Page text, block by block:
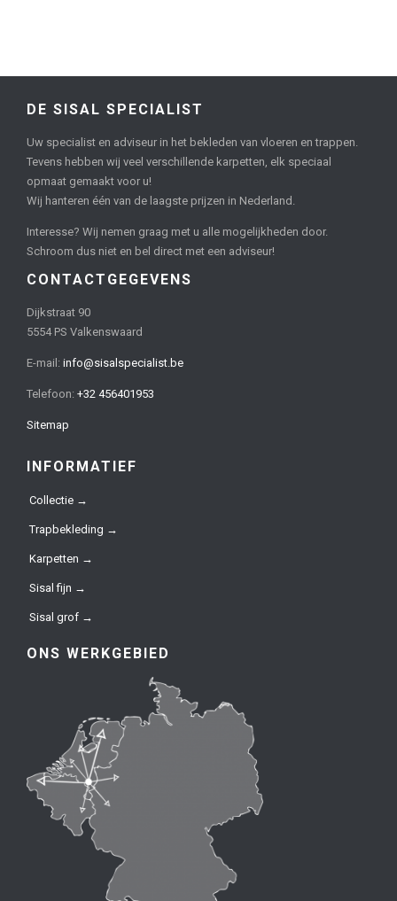
DE SISAL SPECIALIST
Uw specialist en adviseur in het bekleden van vloeren en trappen.
Tevens hebben wij veel verschillende karpetten, elk speciaal
opmaat gemaakt voor u!
Wij hanteren één van de laagste prijzen in Nederland.
Interesse? Wij nemen graag met u alle mogelijkheden door.
Schroom dus niet en bel direct met een adviseur!
CONTACTGEGEVENS
Dijkstraat 90
5554 PS Valkenswaard
E-mail: info@sisalspecialist.be
Telefoon: +32 456401953
Sitemap
INFORMATIEF
Collectie →
Trapbekleding →
Karpetten →
Sisal fijn →
Sisal grof →
ONS WERKGEBIED